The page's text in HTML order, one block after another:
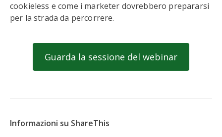
cookieless e come i marketer dovrebbero prepararsi
per la strada da percorrere.
Guarda la sessione del webinar
Informazioni su ShareThis